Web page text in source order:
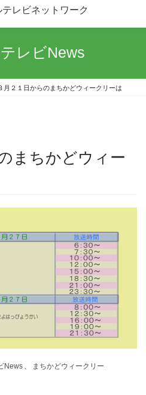
レビネットワーク
レビNews
月２１日からのまちかどウィークリーは
まちかどウィー
News 、 まちかどウィークリー